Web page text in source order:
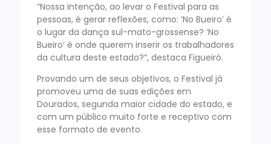
“Nossa intenção, ao levar o Festival para as
pessoas, é gerar reflexões, como: ‘No Bueiro’ é
o lugar da dança sul-mato-grossense? ‘No
Bueiro’ é onde querem inserir os trabalhadores
da cultura deste estado?”, destaca Figueiró.
Provando um de seus objetivos, o Festival já
promoveu uma de suas edições em
Dourados, segunda maior cidade do estado, e
com um público muito forte e receptivo com
esse formato de evento.